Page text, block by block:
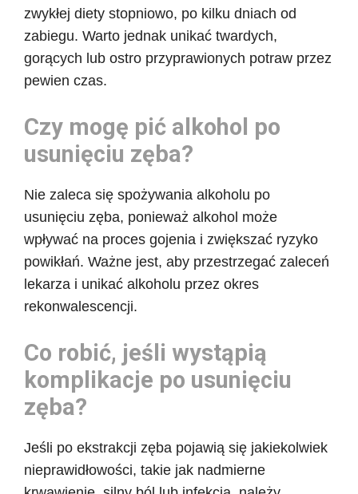
zwykłej diety stopniowo, po kilku dniach od
zabiegu. Warto jednak unikać twardych,
gorących lub ostro przyprawionych potraw przez
pewien czas.
Czy mogę pić alkohol po
usunięciu zęba?
Nie zaleca się spożywania alkoholu po
usunięciu zęba, ponieważ alkohol może
wpływać na proces gojenia i zwiększać ryzyko
powikłań. Ważne jest, aby przestrzegać zaleceń
lekarza i unikać alkoholu przez okres
rekonwalescencji.
Co robić, jeśli wystąpią
komplikacje po usunięciu
zęba?
Jeśli po ekstrakcji zęba pojawią się jakiekolwiek
nieprawidłowości, takie jak nadmierne